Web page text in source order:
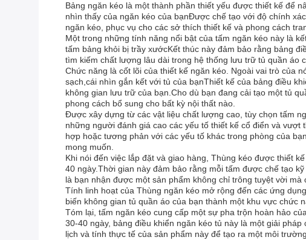
Bảng ngăn kéo là một thành phần thiết yếu được thiết kế để
nhìn thấy của ngăn kéo của bạnĐược chế tạo với độ chính
ngăn kéo, phục vụ cho các sở thích thiết kế và phong cách
Một trong những tính năng nổi bật của tấm ngăn kéo này là
tấm bảng khỏi bị trầy xướcKết thúc này đảm bảo rằng bảng
tìm kiếm chất lượng lâu dài trong hệ thống lưu trữ tủ quần áo
Chức năng là cốt lõi của thiết kế ngăn kéo. Ngoài vai trò của
sạch,cái nhìn gắn kết với tủ của bạnThiết kế của bảng điều
không gian lưu trữ của bạn.Cho dù bạn đang cải tạo một tủ
phong cách bổ sung cho bất kỳ nội thất nào.
Được xây dựng từ các vật liệu chất lượng cao, tùy chọn tấm
những người đánh giá cao các yếu tố thiết kế cổ điển và
hợp hoặc tương phản với các yếu tố khác trong phòng của
mong muốn.
Khi nói đến việc lắp đặt và giao hàng, Thùng kéo được thiết
40 ngày.Thời gian này đảm bảo rằng mỗi tấm được chế tạo
là bạn nhận được một sản phẩm không chỉ trông tuyệt vời
Tính linh hoạt của Thùng ngăn kéo mở rộng đến các ứng
biến không gian tủ quần áo của bạn thành một khu vực
Tóm lại, tấm ngăn kéo cung cấp một sự pha trộn hoàn hảo
30-40 ngày, bảng điều khiển ngăn kéo tủ này là một giải
lịch và tính thực tế của sản phẩm này để tạo ra một môi